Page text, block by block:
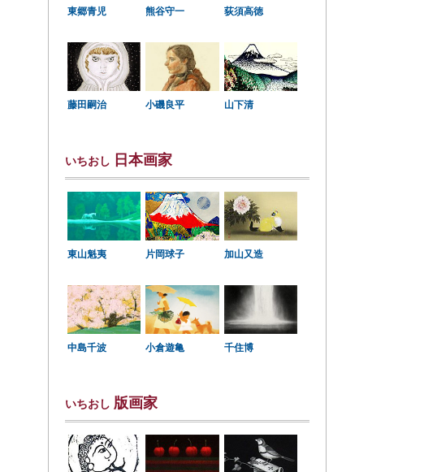
東郷青児 熊谷守一 荻須高徳
藤田嗣治 小磯良平 山下清
いちおし 日本画家
東山魁夷 片岡球子 加山又造
中島千波 小倉遊亀 千住博
いちおし 版画家